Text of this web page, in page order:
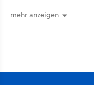
mehr anzeigen